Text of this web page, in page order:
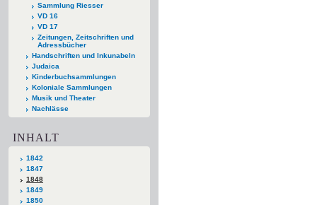
Sammlung Riesser
VD 16
VD 17
Zeitungen, Zeitschriften und
Adressbücher
Handschriften und Inkunabeln
Judaica
Kinderbuchsammlungen
Koloniale Sammlungen
Musik und Theater
Nachlässe
INHALT
1842
1847
1848
1849
1850